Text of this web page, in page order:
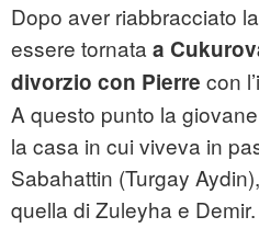
Dopo aver riabbracciato
essere tornata a
divorzio con Pierre con
A questo punto la
la casa in cui viveva in
Sabahattin (Turgay
quella di Zuleyha e Demir.